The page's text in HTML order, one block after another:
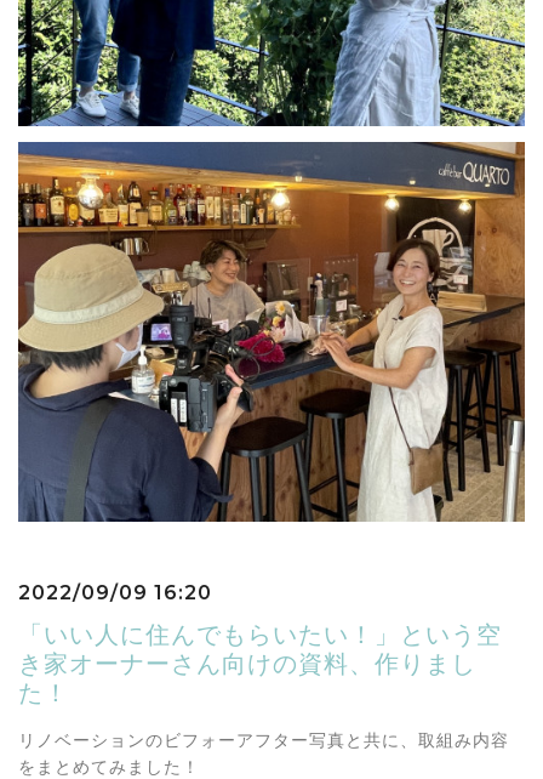
2022/09/09 16:20
「いい人に住んでもらいたい！」という空
き家オーナーさん向けの資料、作りまし
た！
リノベーションのビフォーアフター写真と共に、取組み内容
をまとめてみました！